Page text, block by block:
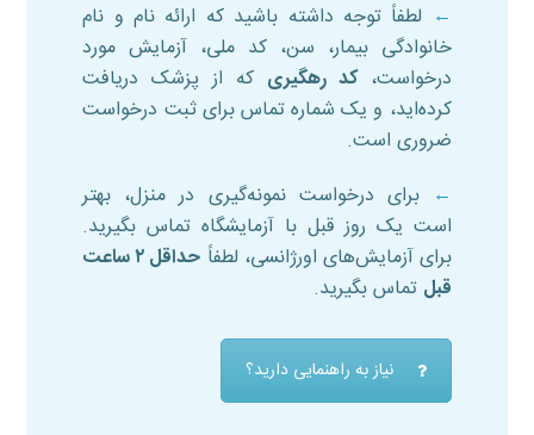
← لطفاً توجه داشته باشید که ارائه نام و نام
خانوادگی بیمار، سن، کد ملی، آزمایش مورد
درخواست،کد رهگیری که از پزشک دریافت
کرده‌اید، و یک شماره تماس برای ثبت درخواست
ضروری است.
← برای درخواست نمونه‌گیری در منزل، بهتر
است یک روز قبل با آزمایشگاه تماس بگیرید.
برای آزمایش‌های اورژانسی، لطفاً
حداقل ۲ ساعت
قبل تماس بگیرید.
نیاز به راهنمایی دارید؟